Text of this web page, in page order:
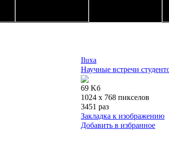
Iluxa
Научные встречи
69 Kб
1024 x 768 пикселов
3451 раз
Закладка к изображению
Добавить в избранное